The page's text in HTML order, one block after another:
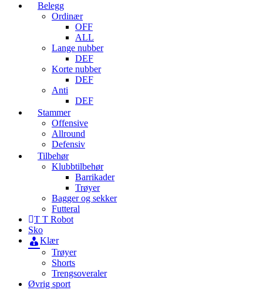
Belegg
Ordinær
OFF
ALL
Lange nubber
DEF
Korte nubber
DEF
Anti
DEF
Stammer
Offensive
Allround
Defensiv
Tilbehør
Klubbtilbehør
Barrikader
Trøyer
Bagger og sekker
Futteral
T T Robot
Sko
Klær
Trøyer
Shorts
Trengsoveraler
Øvrig sport